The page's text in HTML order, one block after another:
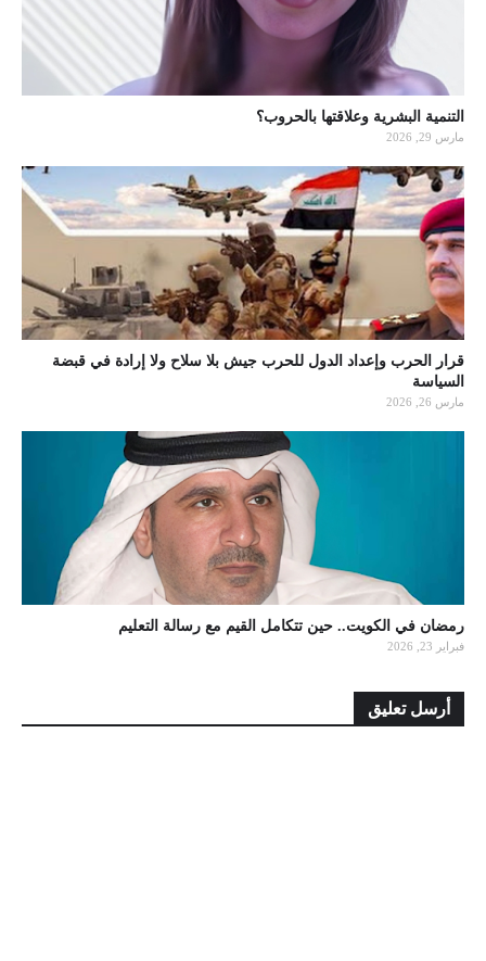
التنمية البشرية وعلاقتها بالحروب؟
مارس 29, 2026
قرار الحرب وإعداد الدول للحرب جيش بلا سلاح ولا إرادة في قبضة
السياسة
مارس 26, 2026
رمضان في الكويت.. حين تتكامل القيم مع رسالة التعليم
فبراير 23, 2026
أرسل تعليق